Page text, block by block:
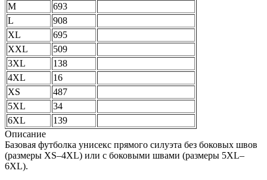
M
693
L
908
XL
695
XXL
509
3XL
138
4XL
16
XS
487
5XL
34
6XL
139
Описание
Базовая футболка унисекс прямого силуэта без боковых швов
(размеры XS–4XL) или с боковыми швами (размеры 5XL–
6XL).